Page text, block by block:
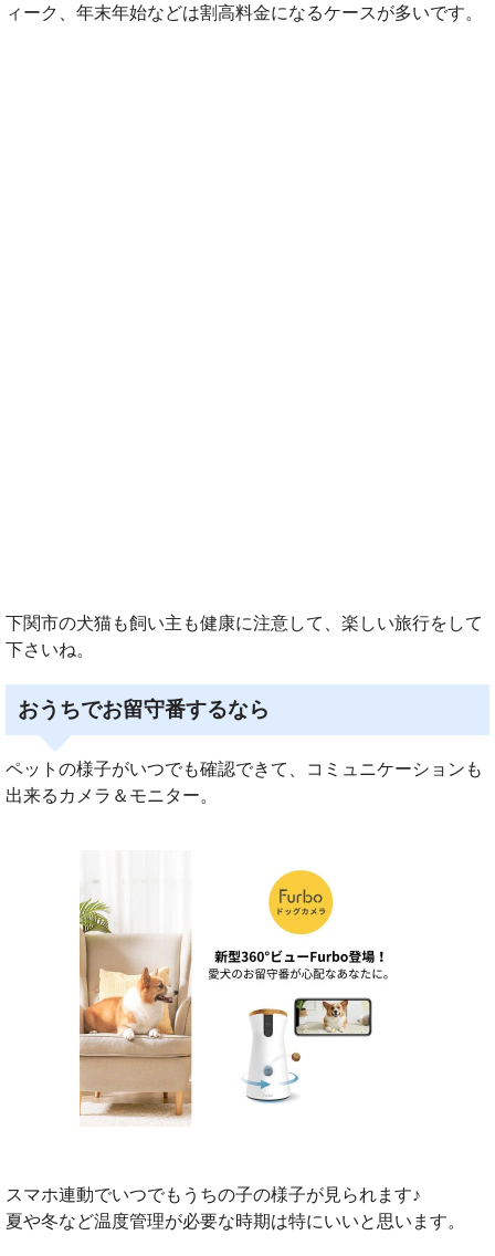
ィーク、年末年始などは割高料金になるケースが多いです。
下関市の犬猫も飼い主も健康に注意して、楽しい旅行をして
下さいね。
おうちでお留守番するなら
ペットの様子がいつでも確認できて、コミュニケーションも
出来るカメラ＆モニター。
スマホ連動でいつでもうちの子の様子が見られます♪
夏や冬など温度管理が必要な時期は特にいいと思います。